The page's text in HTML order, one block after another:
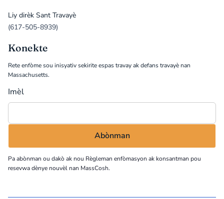
Liy dirèk Sant Travayè
(617-505-8939)
Konekte
Rete enfòme sou inisyativ sekirite espas travay ak defans travayè nan
Massachusetts.
Imèl
Pa abònman ou dakò ak nou Règleman enfòmasyon ak konsantman pou
resevwa dènye nouvèl nan MassCosh.